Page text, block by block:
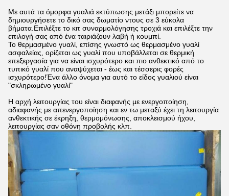
Με αυτά τα όμορφα γυαλιά εκτύπωσης μετάξι μπορείτε να
δημιουργήσετε το δικό σας δωματίο ντους σε 3 εύκολα
βήματα.Επιλέξτε το κιτ συναρμολόγησης τροχιά και επιλέξτε την
επιλογή σας από ένα ταιριάζουν λαβή ή κουμπί.
Το θερμασμένο γυαλί, επίσης γνωστό ως θερμασμένο γυαλί
ασφαλείας, ορίζεται ως γυαλί που υποβάλλεται σε θερμική
επεξεργασία για να είναι ισχυρότερο και πιο ανθεκτικό από το
τυπικό γυαλί που αναψύχεται - έως και τέσσερις φορές
ισχυρότερο!Ένα άλλο όνομα για αυτό το είδος γυαλιού είναι
"σκληρωμένο γυαλί"
Η αρχή λειτουργίας του είναι διαφανής με ενεργοποίηση,
αδιαφανής με απενεργοποίηση και εν τω μεταξύ έχει τη λειτουργία
ανθεκτικής σε έκρηξη, θερμομόνωσης, αποκλεισμού ήχου,
λειτουργίας σαν οθόνη προβολής κλπ.